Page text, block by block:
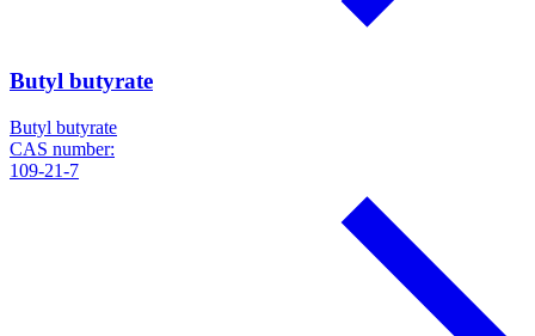
Butyl butyrate
Butyl butyrate
CAS number:
109-21-7